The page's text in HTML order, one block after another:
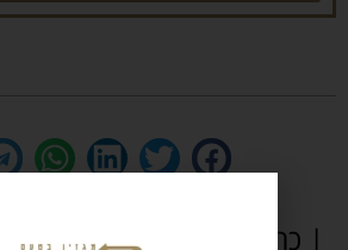
| כתבות נוספות